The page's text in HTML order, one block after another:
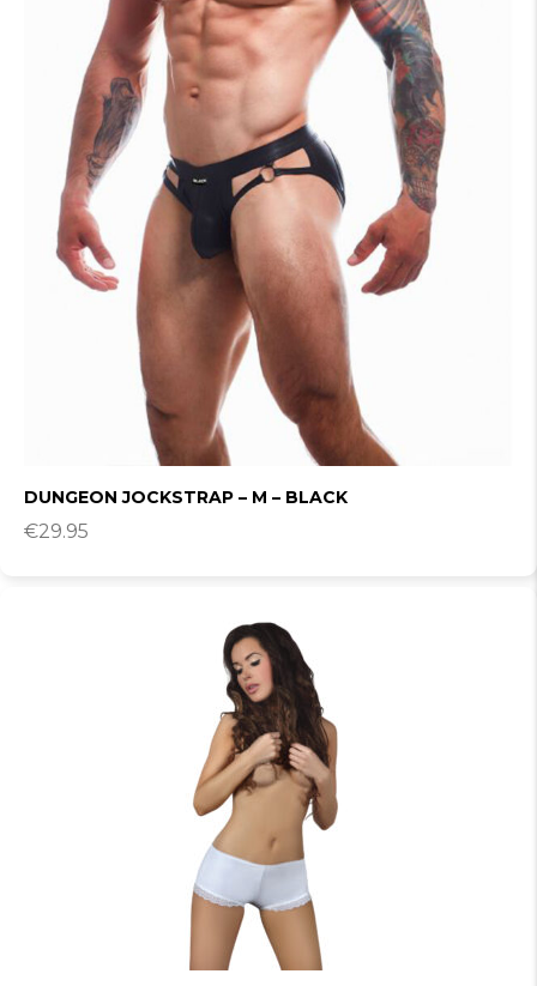
DUNGEON JOCKSTRAP – M – BLACK
€29.95